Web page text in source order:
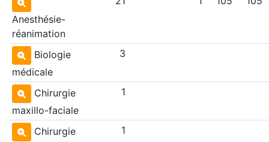
Anesthésie-
réanimation
Biologie
médicale
3
Chirurgie
maxillo-faciale
1
Chirurgie
1